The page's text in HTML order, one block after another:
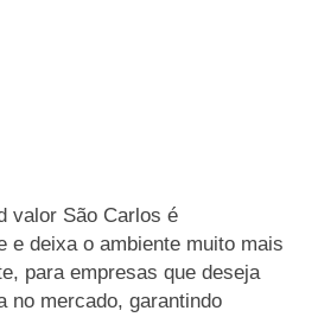
valor São Carlos é
e deixa o ambiente muito mais
para empresas que deseja
no mercado, garantindo